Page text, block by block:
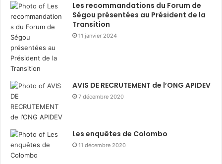
Les recommandations du Forum de
Ségou présentées au Président de la
Transition
11 janvier 2024
AVIS DE RECRUTEMENT de l’ONG APIDEV
7 décembre 2020
Les enquêtes de Colombo
11 décembre 2020